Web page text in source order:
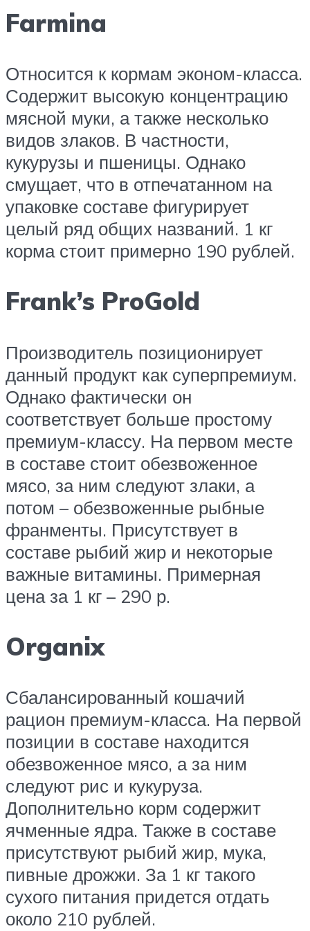
Farmina
Относится к кормам эконом-класса.
Содержит высокую концентрацию
мясной муки, а также несколько
видов злаков. В частности,
кукурузы и пшеницы. Однако
смущает, что в отпечатанном на
упаковке составе фигурирует
целый ряд общих названий. 1 кг
корма стоит примерно 190 рублей.
Frank’s ProGold
Производитель позиционирует
данный продукт как суперпремиум.
Однако фактически он
соответствует больше простому
премиум-классу. На первом месте
в составе стоит обезвоженное
мясо, за ним следуют злаки, а
потом – обезвоженные рыбные
франменты. Присутствует в
составе рыбий жир и некоторые
важные витамины. Примерная
цена за 1 кг – 290 р.
Organix
Сбалансированный кошачий
рацион премиум-класса. На первой
позиции в составе находится
обезвоженное мясо, а за ним
следуют рис и кукуруза.
Дополнительно корм содержит
ячменные ядра. Также в составе
присутствуют рыбий жир, мука,
пивные дрожжи. За 1 кг такого
сухого питания придется отдать
около 210 рублей.